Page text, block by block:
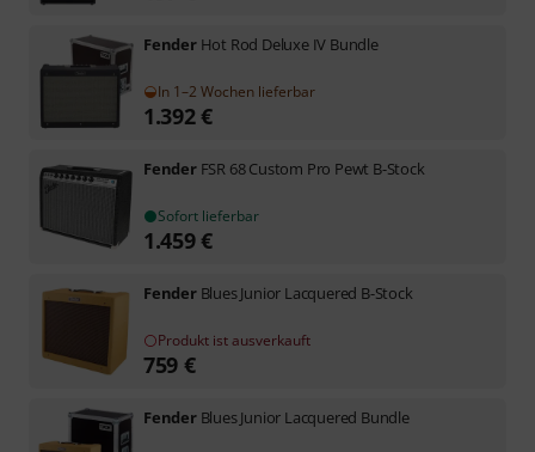
Fender Hot Rod Deluxe IV Bundle
In 1–2 Wochen lieferbar
1.392€
Fender FSR 68 Custom Pro Pewt B-Stock
Sofort lieferbar
1.459€
Fender Blues Junior Lacquered B-Stock
Produkt ist ausverkauft
759 €
Fender Blues Junior Lacquered Bundle